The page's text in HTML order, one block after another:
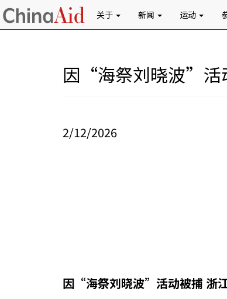
关于 新闻 运动
因“海祭刘晓波”活
2/12/2026
因“海祭刘晓波”活动被捕 浙